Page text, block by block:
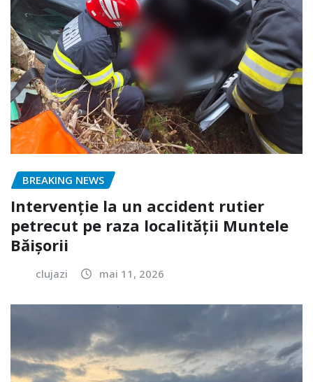
BREAKING NEWS
Intervenție la un accident rutier
petrecut pe raza localității Muntele
Băișorii
clujazi mai 11, 2026